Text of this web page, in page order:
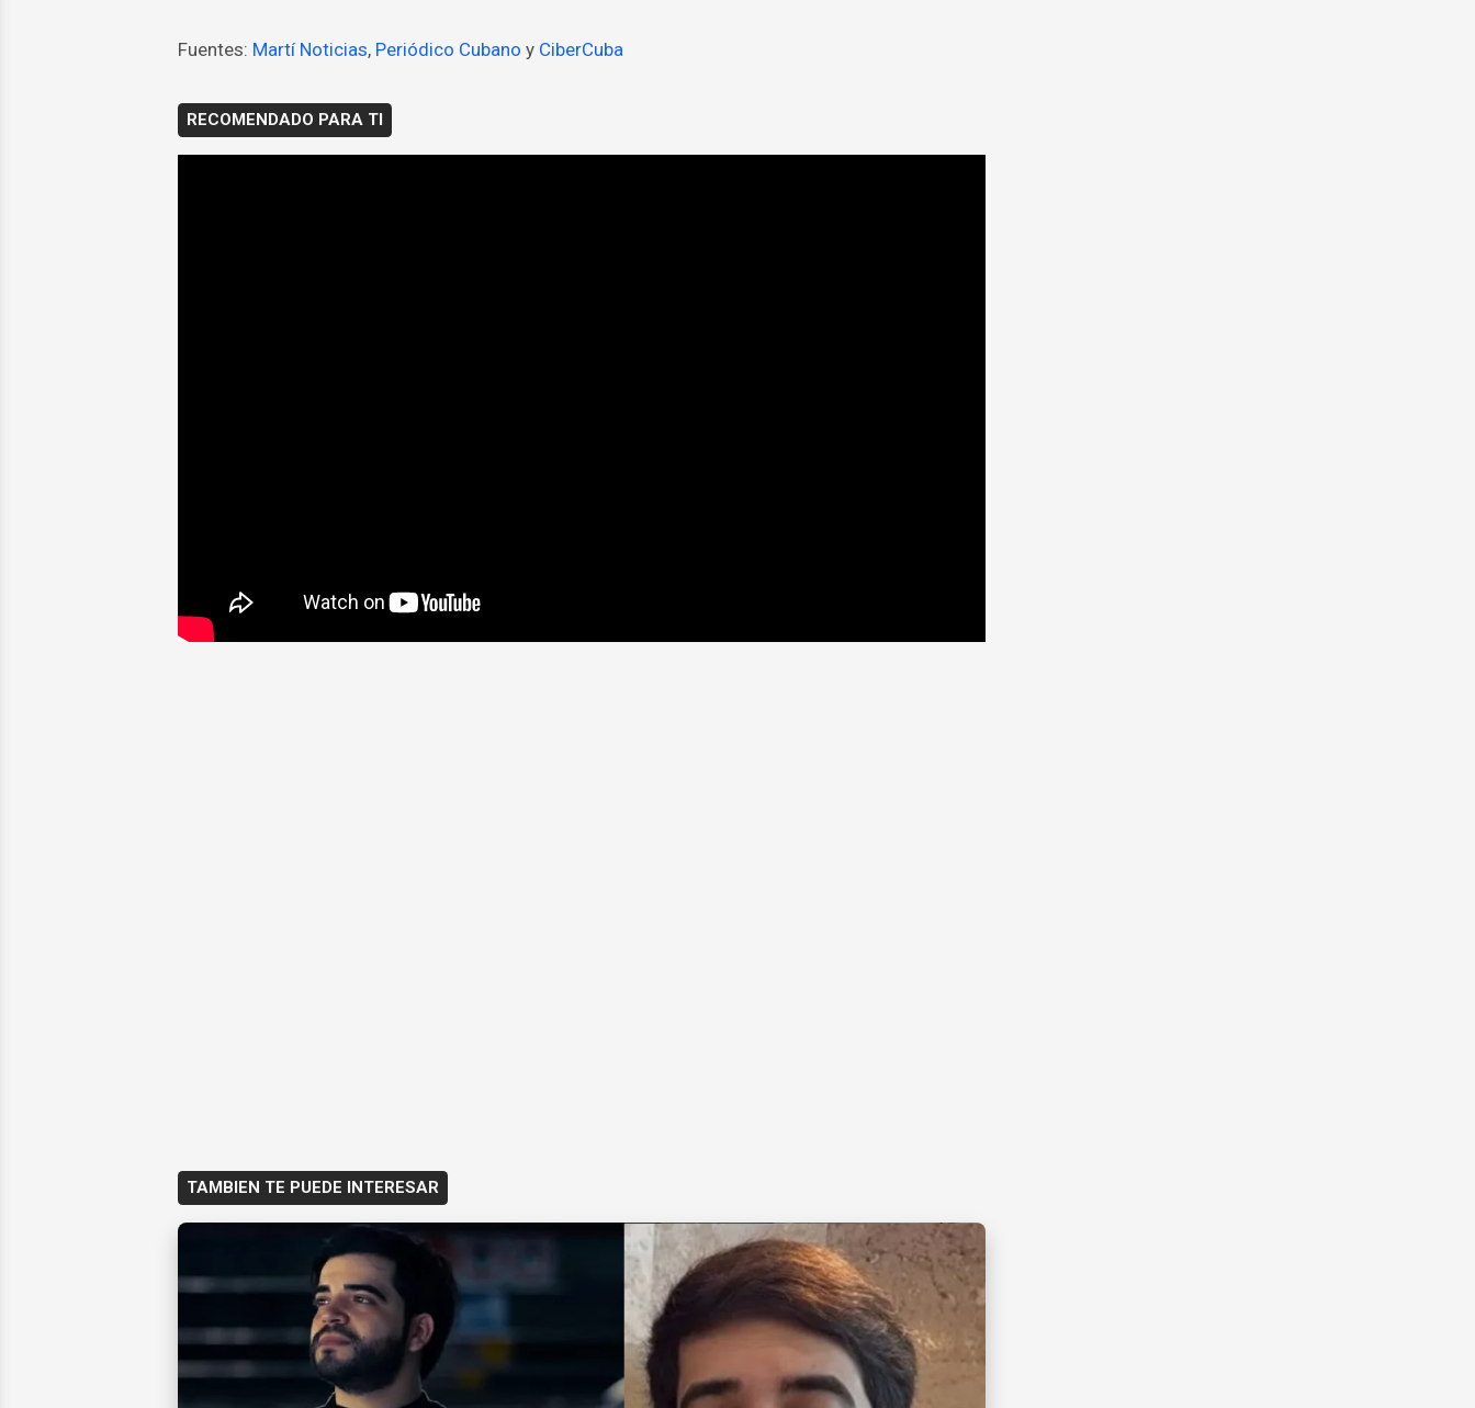
Fuentes: Martí Noticias, Periódico Cubano y CiberCuba
RECOMENDADO PARA TI
TAMBIEN TE PUEDE INTERESAR